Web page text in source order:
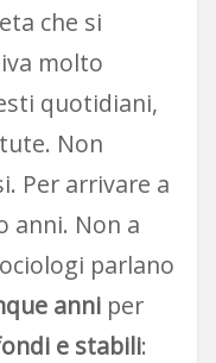
che si
molto
quotidiani,
Non
Per arrivare a
anni. Non a
parlano
anniper
e stabili: